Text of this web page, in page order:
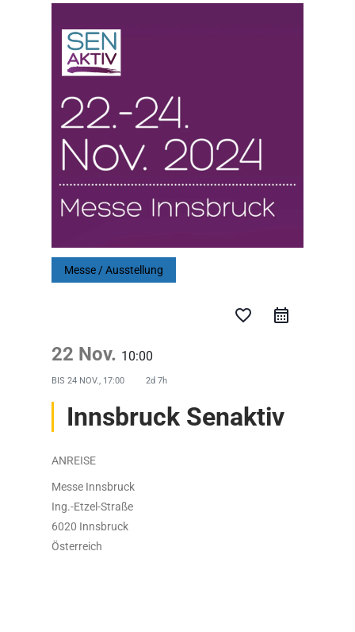
Messe / Ausstellung
favorite_border
22 Nov. 10:00
BIS24 NOV., 17:00 2d 7h
Innsbruck Senaktiv
ANREISE
Messe Innsbruck
Ing.-Etzel-Straße
6020 Innsbruck
Österreich